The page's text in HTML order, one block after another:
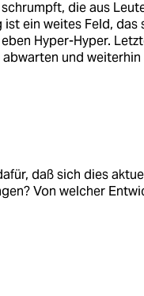
die aus
ein weites Feld, das
Hyper-Hyper.
und
daß sich dies
Von welcher